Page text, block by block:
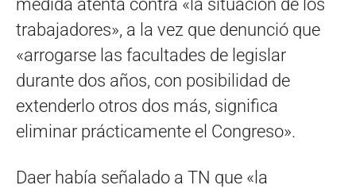
medida atenta contra «la situación de los
trabajadores», a la vez que denunció que
«arrogarse las facultades de legislar
durante dos años, con posibilidad de
extenderlo otros dos más, significa
eliminar prácticamente el Congreso».
Daer había señalado a TN que «la